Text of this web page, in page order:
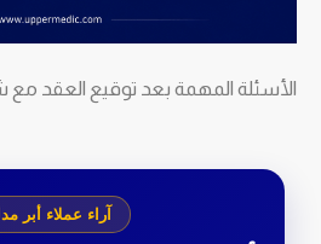
الأسئلة المهمة بعد توقيع العقد
آراء عملاء أبر